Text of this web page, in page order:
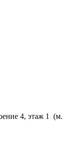
4, этаж 1 (м.